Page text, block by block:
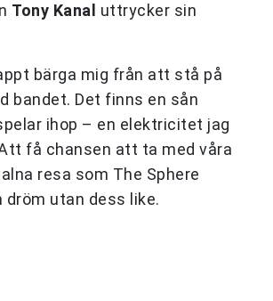
Tony Kanal
uttrycker sin
bärga mig från att stå på
bandet. Det finns en sån
ihop – en elektricitet jag
få chansen att ta med våra
resa som The Sphere
dröm utan dess like.